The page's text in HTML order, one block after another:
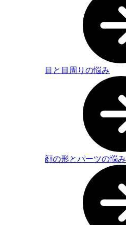
目と目周りの悩み
顔の形とパーツの悩み